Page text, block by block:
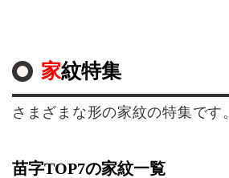
家紋特集
さまざまな形の家紋の特集です。
苗字TOP7の家紋一覧